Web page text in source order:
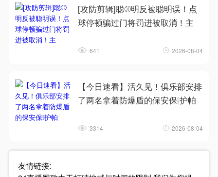
[攻防剪辑]聪⚾明反被聪明误！点
球停顿骗过门将罚进被取消！主
641 2026-08-04
【今日速看】活久见！俱乐部安排
了两名拿着防爆盾的保安保❕护帕
3314 2026-08-04
友情链接: